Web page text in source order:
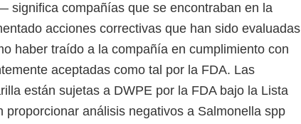
significa compañías que se encontraban en la
acciones correctivas que han sido evaluadas
haber traído a la compañía en cumplimiento con
aceptadas como tal por la FDA. Las
están sujetas a DWPE por la FDA bajo la Lista
proporcionar análisis negativos a Salmonella spp